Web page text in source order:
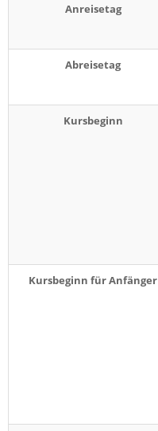
Anreisetag
Abreisetag
Kursbeginn
Kursbeginn für Anfänger